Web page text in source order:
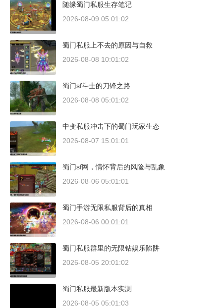
随缘蜀门私服生存笔记
2026-08-09 05:01:02
蜀门私服上不去的原因与自救
2026-08-08 10:01:02
蜀门sf斗士的刀锋之路
2026-08-08 05:01:02
中变私服冲击下的蜀门玩家生态
2026-08-07 15:01:01
蜀门sf网，情怀背后的风险与乱象
2026-08-06 05:01:01
蜀门手游无限私服背后的真相
2026-08-06 00:01:01
蜀门私服群里的无限钻娱乐陷阱
2026-08-05 20:01:02
蜀门私服最新版本实测
2026-08-05 05:01:03